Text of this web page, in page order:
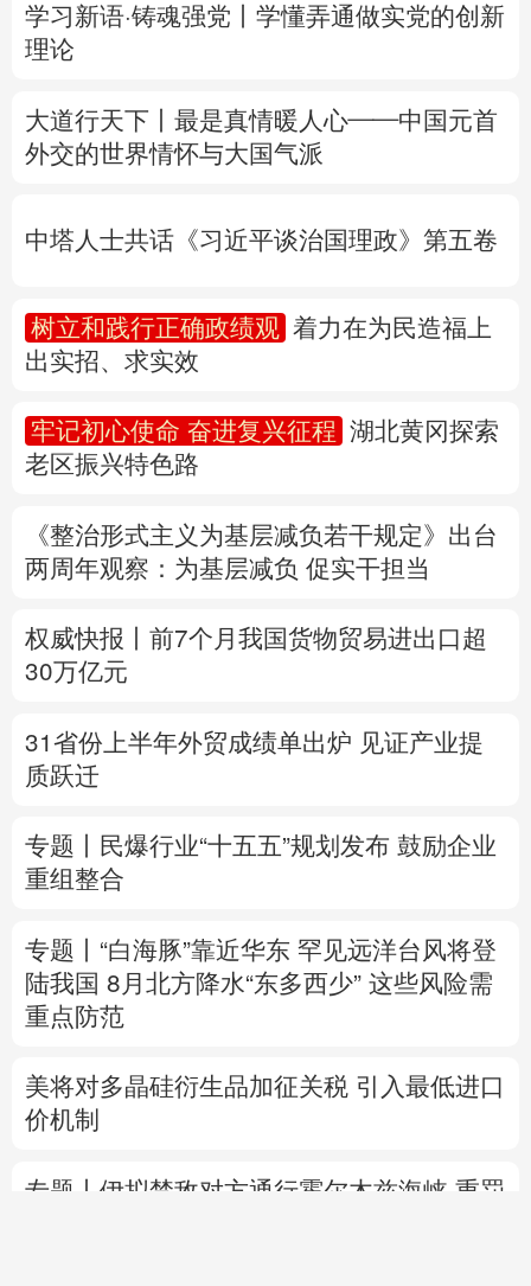
四川
陕西 甘肃 青海 宁夏
新疆 内蒙古 黑龙江
English Español Français عربى
Deutsch Português
学习新语·铸魂强党丨学懂弄通做实党的创新
理论
大道行天下丨最是真情暖人心——中国元首
外交的世界情怀与大国气派
中塔人士共话《习近平谈治国理政》第五卷
树立和践行正确政绩观
着力在为民造福上
出实招、求实效
牢记初心使命 奋进复兴征程 湖北黄冈探索
老区振兴特色路
《整治形式主义为基层减负若干规定》出台
两周年观察 ：为基层减负 促实干担当
权威快报丨前7个月我国货物贸易进出口超
30万亿元
31省份上半年外贸成绩单出炉 见证产业提
质跃迁
专题丨
民爆行业“十五五”规划发布 鼓励企业
重组整合
专题丨 “白海豚”靠近华东 罕见远洋台风将登
陆我国 8月北方降水“东多西少” 这些风险需
重点防范
美将对多晶硅衍生品加征关税 引入最低进口
价机制
专题丨 伊拟禁敌对方通行霍尔木兹海峡 重罚